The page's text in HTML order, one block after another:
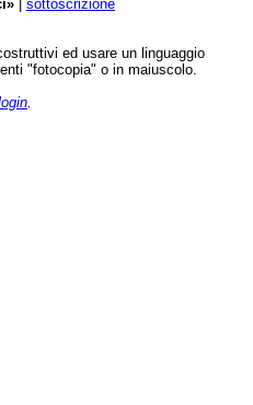
| sottoscrizione
ed usare un linguaggio
"fotocopia" o in maiuscolo.